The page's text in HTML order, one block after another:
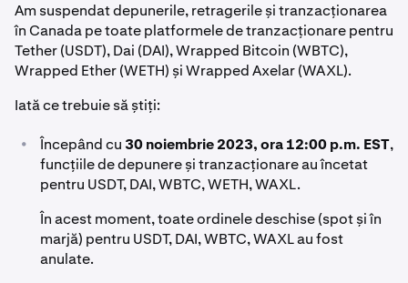
Am suspendat depunerile, retragerile și tranzacționarea
în Canada pe toate platformele de tranzacționare pentru
Tether (USDT), Dai (DAI), Wrapped Bitcoin (WBTC),
Wrapped Ether (WETH) și Wrapped Axelar (WAXL).
Iată ce trebuie să știți:
• Începând cu 30 noiembrie 2023, ora 12:00 p.m. EST,
funcțiile de depunere și tranzacționare au încetat
pentru USDT, DAI, WBTC, WETH, WAXL.
În acest moment, toate ordinele deschise (spot și în
marjă) pentru USDT, DAI, WBTC, WAXL au fost
anulate.